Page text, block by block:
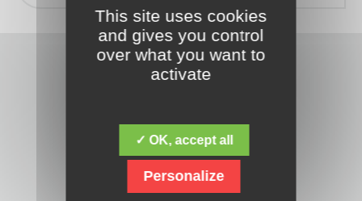
Découvrez la fondation Jacques Chirac,
dont la mission fondamentale est de
répondre aux besoins des personnes
This site uses cookies
and gives you control
over what you want to
activate
✓ OK, accept all
Personalize